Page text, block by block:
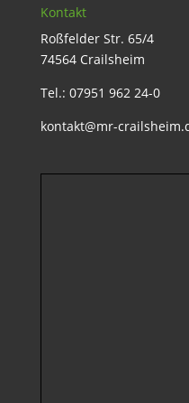
Kontakt
Roßfelder Str. 65/4
74564 Crailsheim
Tel.: 07951 962 24-0
kontakt@mr-